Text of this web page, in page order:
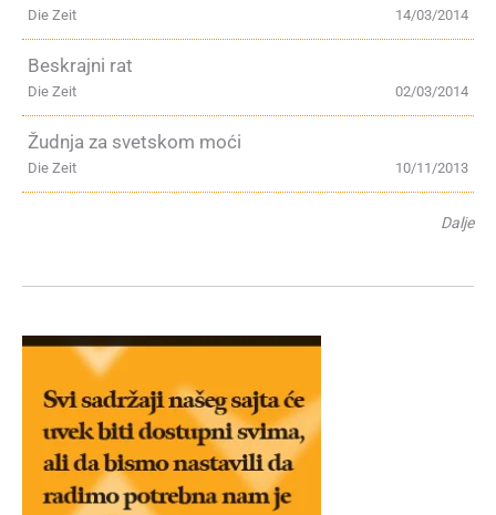
14/03/2014
Die Zeit
Beskrajni rat
02/03/2014
Die Zeit
Žudnja za svetskom moći
10/11/2013
Die Zeit
Dalje